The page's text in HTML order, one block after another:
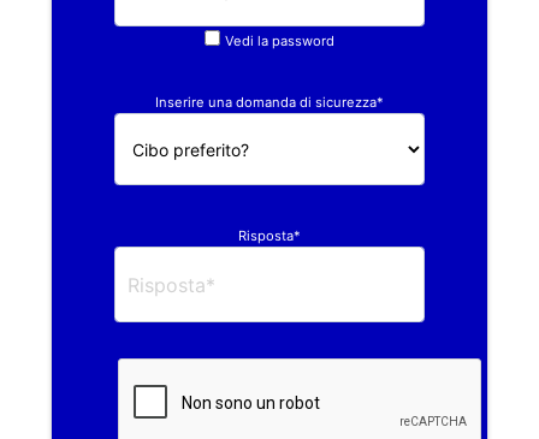
Vedi la password
Inserire una domanda di sicurezza*
Risposta*